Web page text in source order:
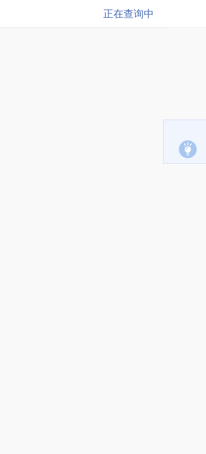
正在查询中